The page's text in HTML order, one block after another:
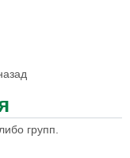
групп.